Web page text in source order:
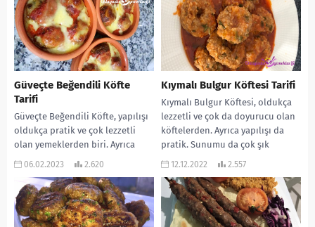
Güveçte Beğendili Köfte
Tarifi
Güveçte Beğendili Köfte, yapılışı
oldukça pratik ve çok lezzetli
olan yemeklerden biri. Ayrıca
oldukça da doyurucu oluyor.
06.02.2023 2.620
Kıymalı Bulgur Köftesi Tarifi
Kıymalı Bulgur Köftesi, oldukça
lezzetli ve çok da doyurucu olan
köftelerden. Ayrıca yapılışı da
pratik. Sunumu da çok şık
oluyor....
12.12.2022 2.557